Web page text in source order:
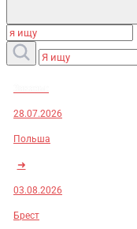
28.07.2026
Польша
➜
03.08.2026
Брест